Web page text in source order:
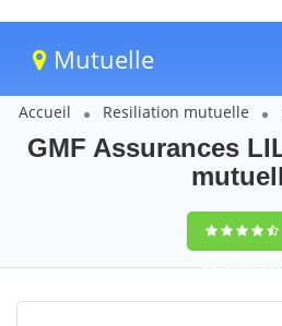
Mutuelle
Accueil Resiliation mutuelle
GMF Assurances
9,5(100%)214